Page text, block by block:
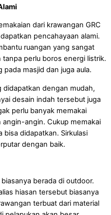
dari krawangan GRC
pencahayaan alami.
ruangan yang sangat
perlu boros energi listrik.
pada masjid dan juga aula.
didapatkan dengan mudah,
desain indah tersebut juga
perlu banyak memakai
angin-angin. Cukup memakai
bisa didapatkan. Sirkulasi
dengan baik.
berada di outdoor.
hiasan tersebut biasanya
terbuat dari material